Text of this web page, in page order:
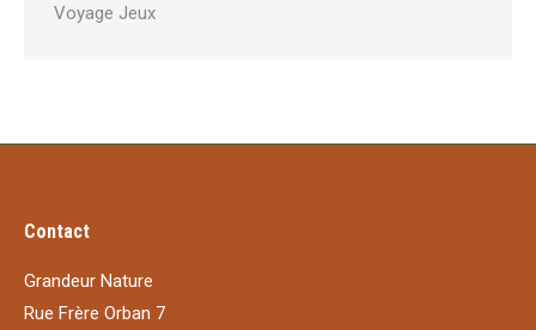
Voyage Jeux
Contact
Grandeur Nature
Rue Frère Orban 7